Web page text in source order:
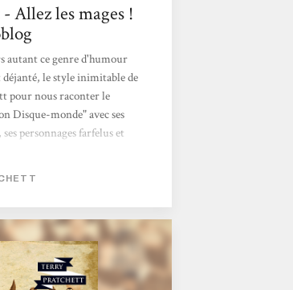
Allez les mages !
autant ce genre d'humour
le style inimitable de
pour nous raconter le
Disque-monde" avec ses
personnages farfelus et
qui les accompagnent. Tout
bien. C'est comme ça que
Je suis sans doute
quelques références
mais j'ai passé un excellent